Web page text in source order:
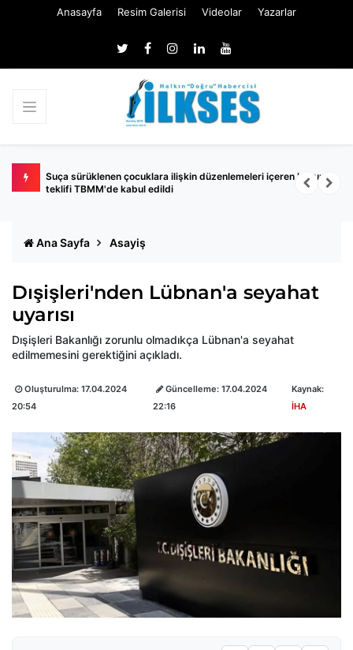
Anasayfa Resim Galerisi Videolar Yazarlar
Suça sürüklenen çocuklara ilişkin düzenlemeleri içeren kanun
teklifi TBMM'de kabul edildi
Ana Sayfa Asayiş
Dışişleri'nden Lübnan'a seyahat
uyarısı
Dışişleri Bakanlığı zorunlu olmadıkça Lübnan'a seyahat
edilmemesini gerektiğini açıkladı.
Oluşturulma: 17.04.2024
20:54
Güncelleme:17.04.2024
22:16
Kaynak:
İHA